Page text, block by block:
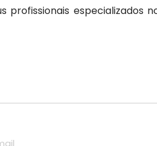
especializados